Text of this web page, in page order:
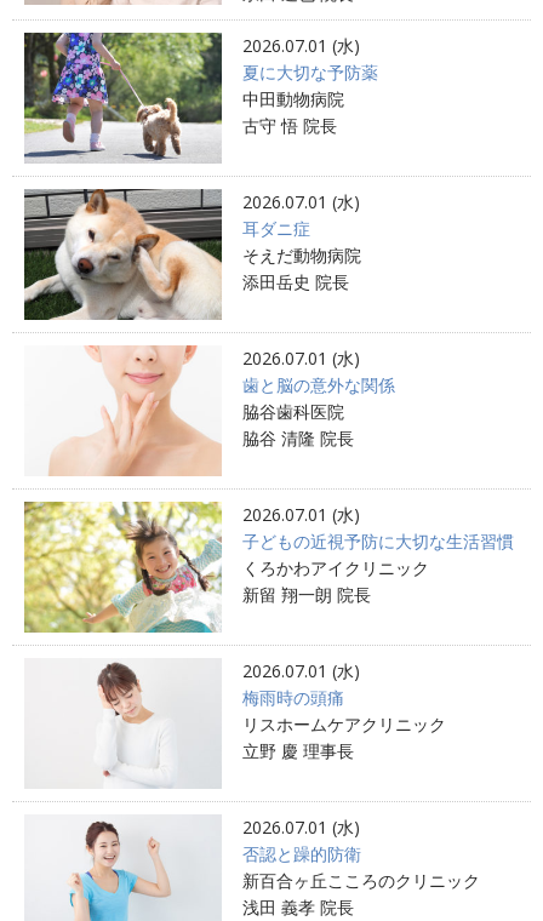
2026.07.01 (水)
夏に大切な予防薬
中田動物病院
古守 悟 院長
2026.07.01 (水)
耳ダニ症
そえだ動物病院
添田岳史 院長
2026.07.01 (水)
歯と脳の意外な関係
脇谷歯科医院
脇谷 清隆 院長
2026.07.01 (水)
子どもの近視予防に大切な生活習慣
くろかわアイクリニック
新留 翔一朗 院長
2026.07.01 (水)
梅雨時の頭痛
リスホームケアクリニック
立野 慶 理事長
2026.07.01 (水)
否認と躁的防衛
新百合ヶ丘こころのクリニック
浅田 義孝 院長